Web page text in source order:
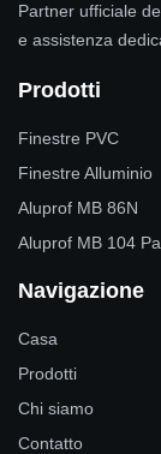
Partner ufficiale
e assistenza
Prodotti
Finestre PVC
Finestre Alluminio
Aluprof MB 86N
Aluprof MB 104
Navigazione
Casa
Prodotti
Chi siamo
Contatto